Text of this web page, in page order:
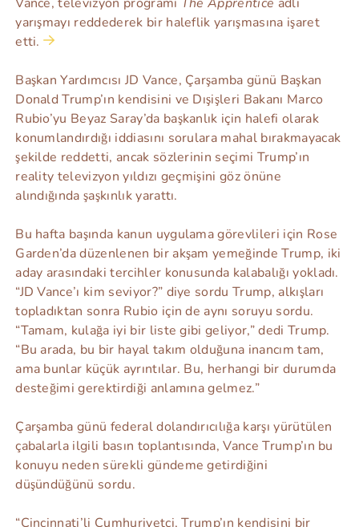
Vance, televizyon programı The Apprentice adlı
yarışmayı reddederek bir haleflik yarışmasına işaret
etti.
Başkan Yardımcısı JD Vance, Çarşamba günü Başkan
Donald Trump’ın kendisini ve Dışişleri Bakanı Marco
Rubio’yu Beyaz Saray’da başkanlık için halefi olarak
konumlandırdığı iddiasını sorulara mahal bırakmayacak
şekilde reddetti, ancak sözlerinin seçimi Trump’ın
reality televizyon yıldızı geçmişini göz önüne
alındığında şaşkınlık yarattı.
Bu hafta başında kanun uygulama görevlileri için Rose
Garden’da düzenlenen bir akşam yemeğinde Trump, iki
aday arasındaki tercihler konusunda kalabalığı yokladı.
“JD Vance’ı kim seviyor?” diye sordu Trump, alkışları
topladıktan sonra Rubio için de aynı soruyu sordu.
“Tamam, kulağa iyi bir liste gibi geliyor,” dedi Trump.
“Bu arada, bu bir hayal takım olduğuna inancım tam,
ama bunlar küçük ayrıntılar. Bu, herhangi bir durumda
desteğimi gerektirdiği anlamına gelmez.”
Çarşamba günü federal dolandırıcılığa karşı yürütülen
çabalarla ilgili basın toplantısında, Vance Trump’ın bu
konuyu neden sürekli gündeme getirdiğini
düşündüğünü sordu.
“Cincinnati’li Cumhuriyetçi, Trump’ın kendisini bir